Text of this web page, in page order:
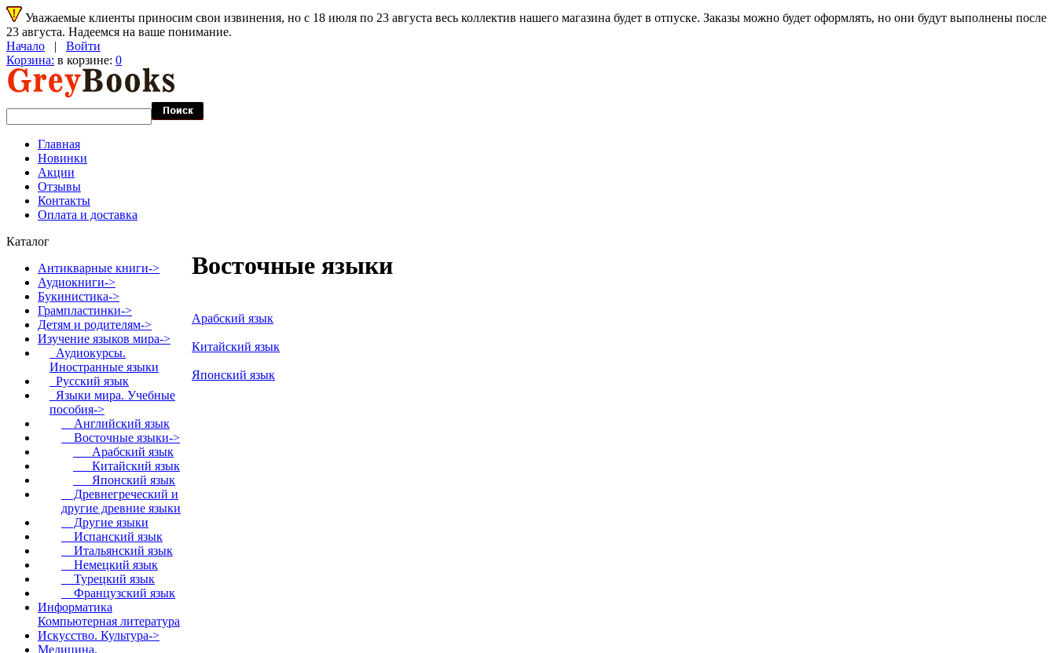
Уважаемые клиенты приносим свои извинения, но с 18 июля по 23 августа весь коллектив нашего магазина будет в отпуске. Заказы можно будет оформлять, но они будут выполнены после
23 августа. Надеемся на ваше понимание.
Начало | Войти
Корзина: в корзине: 0
Главная
Новинки
Акции
Отзывы
Контакты
Оплата и доставка
Каталог
Антикварные книги->
Аудиокниги->
Букинистика->
Грампластинки->
Детям и родителям->
Изучение языков мира->
Аудиокурсы.
Иностранные языки
Русский язык
Языки мира. Учебные
пособия->
Английский язык
Восточные языки->
Арабский язык
Китайский язык
Японский язык
Древнегреческий и
другие древние языки
Другие языки
Испанский язык
Итальянский язык
Немецкий язык
Турецкий язык
Французский язык
Информатика
Компьютерная литература
Искусство. Культура->
Медицина.
Восточные языки
Арабский язык
Китайский язык
Японский язык